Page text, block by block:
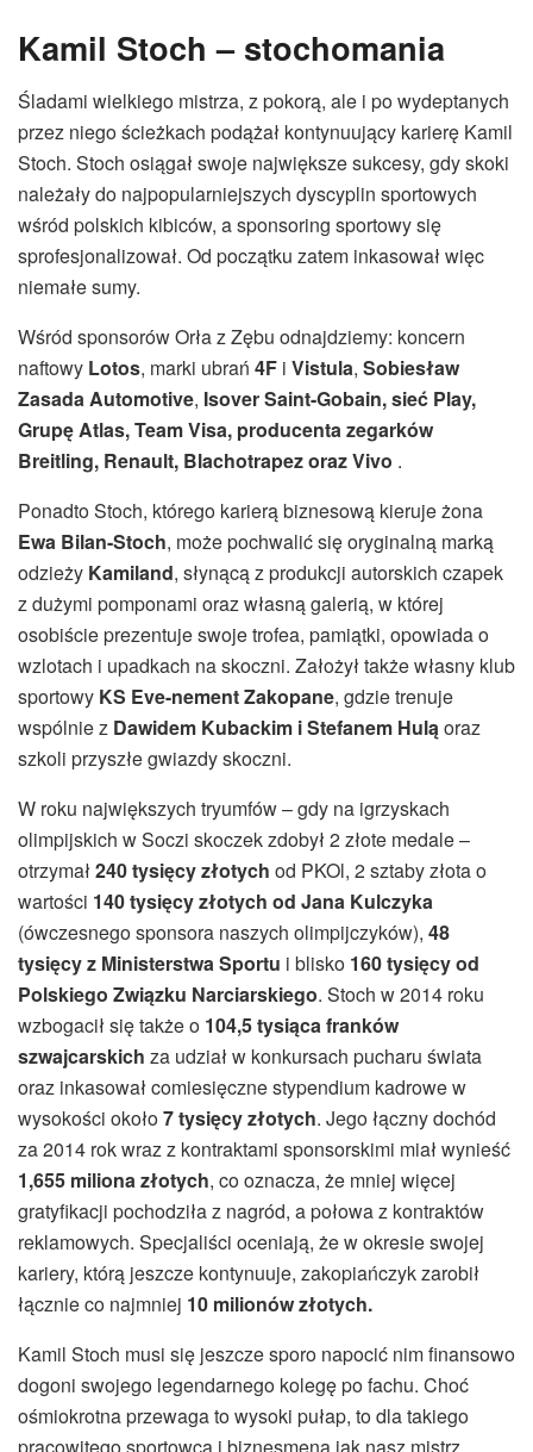
Kamil Stoch – stochomania
Śladami wielkiego mistrza, z pokorą, ale i po wydeptanych
przez niego ścieżkach podążał kontynuujący karierę Kamil
Stoch. Stoch osiągał swoje największe sukcesy, gdy skoki
należały do najpopularniejszych dyscyplin sportowych
wśród polskich kibiców, a sponsoring sportowy się
sprofesjonalizował. Od początku zatem inkasował więc
niemałe sumy.
Wśród sponsorów Orła z Zębu odnajdziemy: koncern
naftowy Lotos, marki ubrań 4F i Vistula, Sobiesław
Zasada Automotive, Isover Saint-Gobain, sieć Play,
Grupę Atlas, Team Visa, producenta zegarków
Breitling, Renault, Blachotrapez oraz Vivo .
Ponadto Stoch, którego karierą biznesową kieruje żona
Ewa Bilan-Stoch, może pochwalić się oryginalną marką
odzieży Kamiland, słynącą z produkcji autorskich czapek
z dużymi pomponami oraz własną galerią, w której
osobiście prezentuje swoje trofea, pamiątki, opowiada o
wzlotach i upadkach na skoczni. Założył także własny klub
sportowy KS Eve-nement Zakopane, gdzie trenuje
wspólnie z Dawidem Kubackim i Stefanem Huląoraz
szkoli przyszłe gwiazdy skoczni.
W roku największych tryumfów – gdy na igrzyskach
olimpijskich w Soczi skoczek zdobył 2 złote medale –
otrzymał240 tysięcy złotych od PKOl, 2 sztaby złota o
wartości 140 tysięcy złotych od Jana Kulczyka
(ówczesnego sponsora naszych olimpijczyków), 48
tysięcyz Ministerstwa Sportu i blisko 160 tysięcy od
Polskiego Związku Narciarskiego. Stoch w 2014 roku
wzbogacił się także o 104,5 tysiąca franków
szwajcarskich za udział w konkursach pucharu świata
oraz inkasował comiesięczne stypendium kadrowe w
wysokości około7 tysięcy złotych. Jego łączny dochód
za 2014 rok wraz z kontraktami sponsorskimi miał wynieść
1,655 miliona złotych, co oznacza, że mniej więcej
gratyfikacji pochodziła z nagród, a połowa z kontraktów
reklamowych. Specjaliści oceniają, że w okresie swojej
kariery, którą jeszcze kontynuuje, zakopiańczyk zarobił
łącznie co najmniej 10 milionów złotych.
Kamil Stoch musi się jeszcze sporo napocić nim finansowo
dogoni swojego legendarnego kolegę po fachu. Choć
ośmiokrotna przewaga to wysoki pułap, to dla takiego
pracowitego sportowca i biznesmena jak nasz mistrz